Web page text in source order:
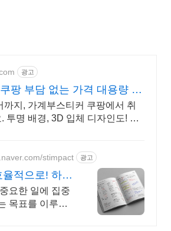
광고
팡 부담 없는 가격 대용량 구
까지, 가계부스티커 쿠팡에서 취
투명 배경, 3D 입체 디자인도! 와
stimpact 광고
적으로! 하루
완벽하게
요한 일에 집중
목표를 이루고